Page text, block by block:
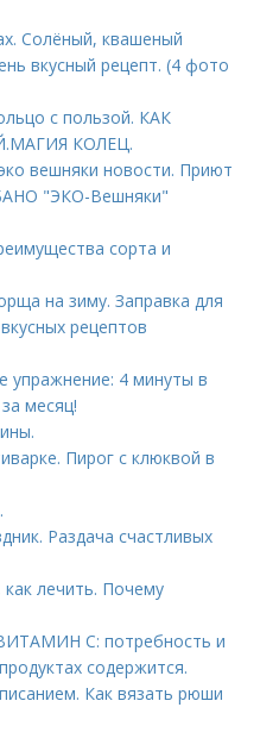
Солёный, квашеный
вкусный рецепт. (4 фото
с пользой. КАК
КОЛЕЦ.
вешняки новости. Приют
"ЭКО-Вешняки"
сорта и
на зиму. Заправка для
рецептов
упражнение: 4 минуты в
месяц!
Пирог с клюквой в
Раздача счастливых
лечить. Почему
С: потребность и
содержится.
Как вязать рюши